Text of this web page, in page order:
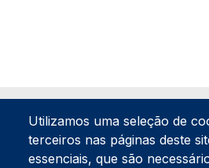
Utilizamos uma seleção de
terceiros nas páginas deste
essenciais, que são